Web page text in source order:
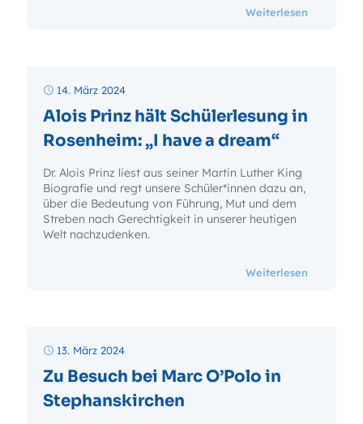
Weiterlesen
14. März 2024
Alois Prinz hält Schülerlesung in
Rosenheim: „I have a dream“
Dr. Alois Prinz liest aus seiner Martin Luther King
Biografie und regt unsere Schüler*innen dazu an,
über die Bedeutung von Führung, Mut und dem
Streben nach Gerechtigkeit in unserer heutigen
Welt nachzudenken.
Weiterlesen
13. März 2024
Zu Besuch bei Marc O’Polo in
Stephanskirchen